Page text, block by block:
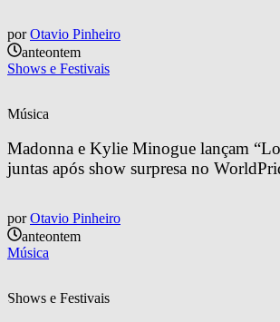
por Otavio Pinheiro
anteontem
Shows e Festivais
Música
Madonna e Kylie Minogue lançam
juntas após show surpresa no
por Otavio Pinheiro
anteontem
Música
Shows e Festivais